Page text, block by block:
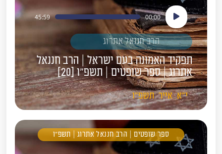
נגן
אודיו
00:00
45:59
הרב חננאל אתרוג
תפקיד האמונה בעם ישראל | הרב חננאל
אתרוג | ספר שופטים | תשפ"ו [20]
י"א אייר תשפ"ו
ספר שופטים | הרב חננאל אתרוג | תשפ"ו